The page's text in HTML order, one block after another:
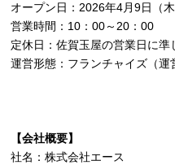
オープン日：2026年4月9日（木
営業時間：10：00～20：00
定休日：佐賀玉屋の営業日に準
運営形態：フランチャイズ（運
【会社概要】
社名：株式会社エース